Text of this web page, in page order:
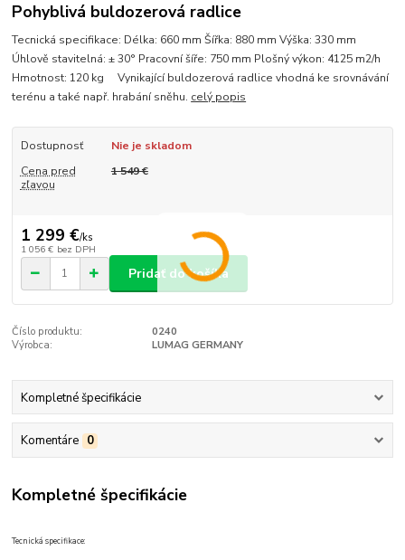
Pohyblivá buldozerová radlice
Tecnická specifikace: Délka: 660 mm Šířka: 880 mm Výška: 330 mm
Úhlově stavitelná: ± 30° Pracovní šíře: 750 mm Plošný výkon: 4125 m2/h
Hmotnost: 120 kg Vynikající buldozerová radlice vhodná ke srovnávání
terénu a také např. hrabání sněhu. celý popis
Dostupnosť
Nie je skladom
Cena pred
zľavou
1 549 €
1 299 €/ks
1 056 € bez DPH
Pridať do košíka
Číslo produktu:
0240
Výrobca:
LUMAG GERMANY
Kompletné špecifikácie
Komentáre 0
Kompletné špecifikácie
Tecnická specifikace: